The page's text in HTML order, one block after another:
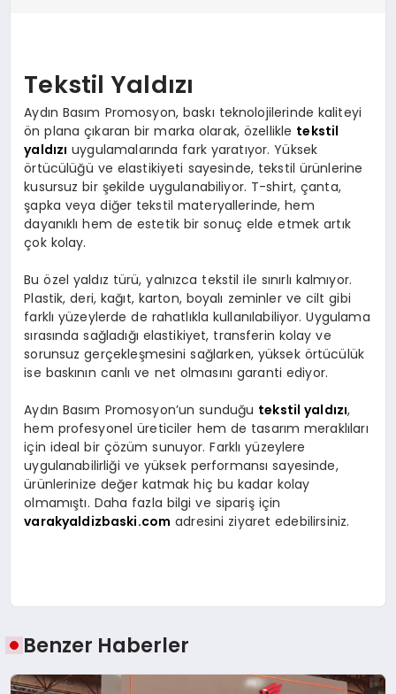
Tekstil Yaldızı
Aydın Basım Promosyon, baskı teknolojilerinde kaliteyi
ön plana çıkaran bir marka olarak, özellikle tekstil
yaldızı uygulamalarında fark yaratıyor. Yüksek
örtücülüğü ve elastikiyeti sayesinde, tekstil ürünlerine
kusursuz bir şekilde uygulanabiliyor. T-shirt, çanta,
şapka veya diğer tekstil materyallerinde, hem
dayanıklı hem de estetik bir sonuç elde etmek artık
çok kolay.
Bu özel yaldız türü, yalnızca tekstil ile sınırlı kalmıyor.
Plastik, deri, kağıt, karton, boyalı zeminler ve cilt gibi
farklı yüzeylerde de rahatlıkla kullanılabiliyor. Uygulama
sırasında sağladığı elastikiyet, transferin kolay ve
sorunsuz gerçekleşmesini sağlarken, yüksek örtücülük
ise baskının canlı ve net olmasını garanti ediyor.
Aydın Basım Promosyon’un sunduğu tekstil yaldızı,
hem profesyonel üreticiler hem de tasarım meraklıları
için ideal bir çözüm sunuyor. Farklı yüzeylere
uygulanabilirliği ve yüksek performansı sayesinde,
ürünlerinize değer katmak hiç bu kadar kolay
olmamıştı. Daha fazla bilgi ve sipariş için
varakyaldizbaski.com adresini ziyaret edebilirsiniz.
Benzer Haberler